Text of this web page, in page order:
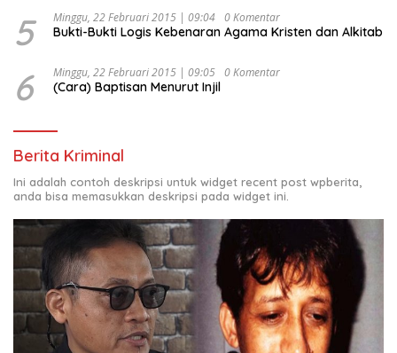
5 Minggu, 22 Februari 2015 | 09:04 0 Komentar
Bukti-Bukti Logis Kebenaran Agama Kristen dan Alkitab
6 Minggu, 22 Februari 2015 | 09:05 0 Komentar
(Cara) Baptisan Menurut Injil
Berita Kriminal
Ini adalah contoh deskripsi untuk widget recent post wpberita,
anda bisa memasukkan deskripsi pada widget ini.